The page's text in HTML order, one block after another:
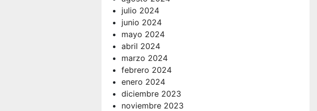
julio 2024
junio 2024
mayo 2024
abril 2024
marzo 2024
febrero 2024
enero 2024
diciembre 2023
noviembre 2023